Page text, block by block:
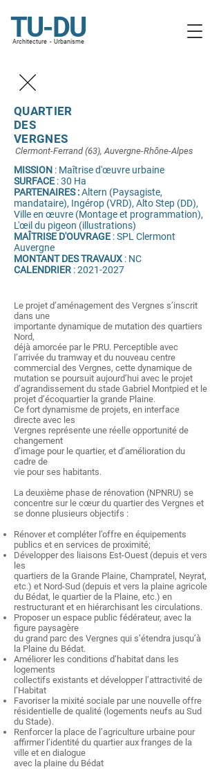
TU-DU
Architecture - Urbanisme
QUARTIER
DES
VERGNES
Clermont-Ferrand (63), Auvergne-Rhône-Alpes
MISSION : Maîtrise d'œuvre urbaine
SURFACE : 30 Ha
PARTENAIRES :Altern (Paysagiste,
mandataire), Ingérop (VRD), Alto Step (DD),
Ville en œuvre (Montage et programmation),
L'œil du pigeon (illustrations)
MAÎTRISE D'OUVRAGE : SPL Clermont
Auvergne
MONTANT DES TRAVAUX : NC
CALENDRIER :2021-2027
Le projet d’aménagement des Vergnes s’inscrit
dans une
importante dynamique de mutation des quartiers
Nord,
déjà amorcée par le PRU. Perceptible avec
l’arrivée du tramway et du nouveau centre
commercial des Vergnes, cette dynamique de
mutation se poursuit aujourd’hui avec le projet
d’agrandissement du stade Gabriel Montpied et le
projet d’écoquartier la grande Plaine.
Ce fort dynamisme de projets, en interface
directe avec les
Vergnes représente une réelle opportunité de
changement
d’image pour le quartier, et d’amélioration du
cadre de
vie pour ses habitants.
La deuxième phase de rénovation (NPNRU) se
concentre sur le cœur du quartier des Vergnes et
se donne plusieurs objectifs :
Rénover et compléter l’offre en équipements
publics et en services de proximité;
Développer des liaisons Est-Ouest (depuis et vers
les
quartiers de la Grande Plaine, Champratel, Neyrat,
etc.) et Nord-Sud (depuis et vers la plaine agricole
du Bédat, le quartier de la Plaine, etc.) en
restructurant et en hiérarchisant les circulations.
Proposer un espace public fédérateur, avec la
figure paysagère
du grand parc des Vergnes qui s’étendra jusqu’à
la Plaine du Bédat.
Améliorer les conditions d’habitat dans les
logements
collectifs existants et développer l’attractivité de
l’Habitat
Favoriser la mixité sociale par une nouvelle offre
résidentielle de qualité (logements neufs au Sud
du Stade).
Renforcer la place de l’agriculture urbaine pour
affirmer l’identité du quartier aux franges de la
ville et en dialogue
avec la plaine du Bédat